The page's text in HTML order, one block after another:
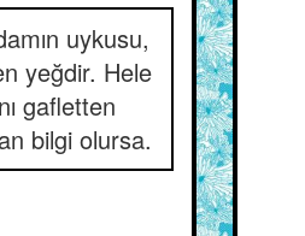
uykusu,
yeğdir. Hele
gafletten
bilgi olursa.